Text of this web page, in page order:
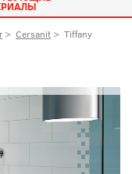
> Cersanit > Tiffany